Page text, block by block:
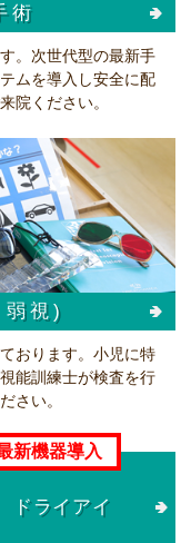
術
。次世代型の最新手
ムを導入し安全に配
院ください。
弱視)
おります。小児に特
能訓練士が検査を行
さい。
ドライアイ